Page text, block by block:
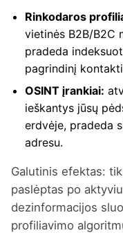
Rinkodaros
vietinės B2B/B2C
pradeda
pagrindinį
OSINT įrankiai:
ieškantys jūsų
erdvėje, pradeda
adresu.
Galutinis efektas:
paslėptas po
dezinformacijos
profiliavimo